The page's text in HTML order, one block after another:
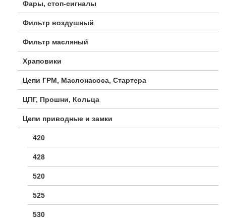
Фары, стоп-сигналы
Фильтр воздушный
Фильтр масляный
Храповики
Цепи ГРМ, Маслонасоса, Стартера
ЦПГ, Прошни, Кольца
Цепи приводные и замки
420
428
520
525
530